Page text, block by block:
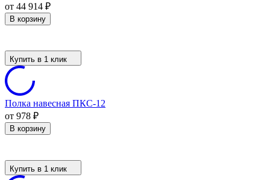
от 44 914 ₽
В корзину
Купить в 1 клик
Полка навесная ПКС-12
от 978 ₽
В корзину
Купить в 1 клик